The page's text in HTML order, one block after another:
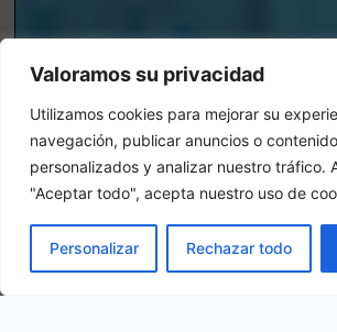
Valoramos su privacidad
Utilizamos cookies para mejorar su
navegación, publicar anuncios o
personalizados y analizar nuestro tráfico.
"Aceptar todo", acepta nuestro uso de
Personalizar Rechazar todo
Camera tripla